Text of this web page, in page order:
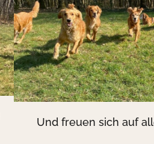
Und freuen sich auf